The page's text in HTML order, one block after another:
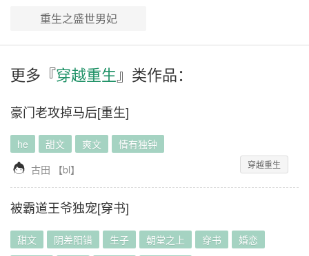
重生之盛世男妃
更多『穿越重生 』类作品：
豪门老攻掉马后[重生]
he 甜文 爽文 情有独钟
 古田 【bl】 穿越重生
被霸道王爷独宠[穿书]
甜文 阴差阳错 生子 朝堂之上 穿书
婚恋